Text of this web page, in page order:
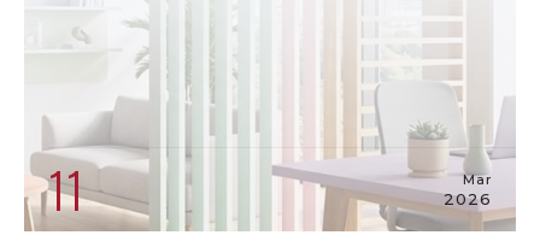
11 Mar
2026